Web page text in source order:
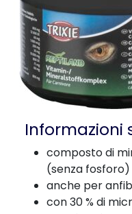
Informazioni
composto di
(senza fosforo)
anche per
con 30 % di